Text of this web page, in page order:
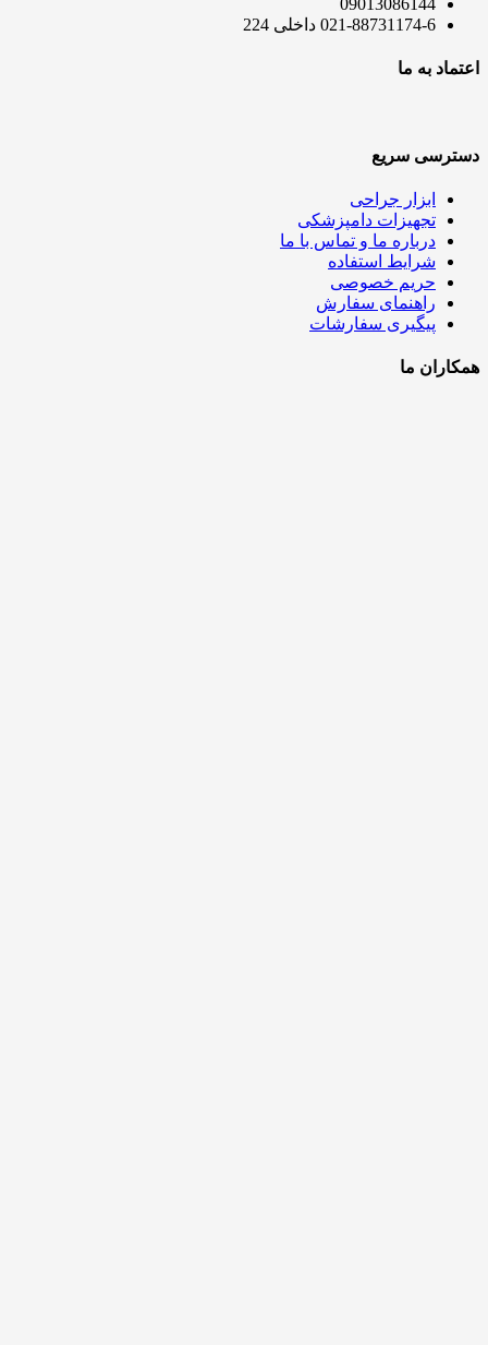
09013086144
021-88731174-6 داخلی 224
اعتماد به ما
دسترسی سریع
ابزار جراحی
تجهیزات دامپزشکی
درباره ما و تماس با ما
شرایط استفاده
حریم خصوصی
راهنمای سفارش
پیگیری سفارشات
همکاران ما